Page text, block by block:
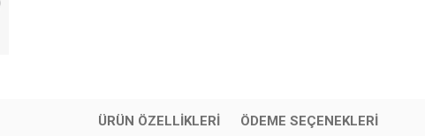
ÜRÜN ÖZELLIKLERI ÖDEME SEÇENEKLERI